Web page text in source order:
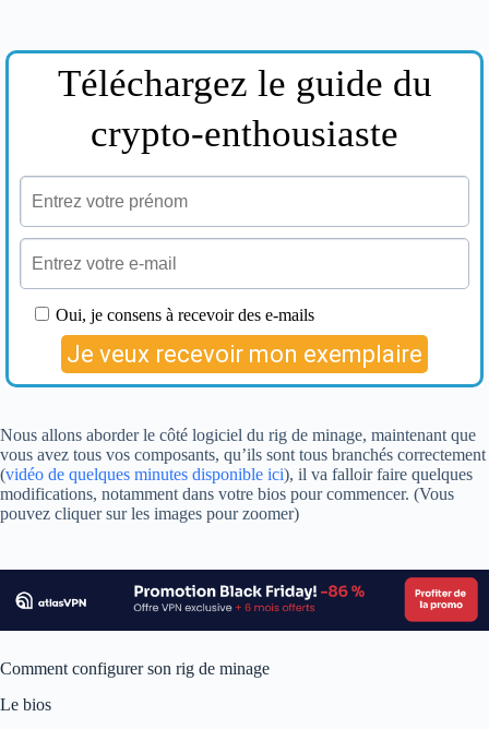
Nous allons aborder le côté logiciel du rig de minage, maintenant que
vous avez tous vos composants, qu’ils sont tous branchés correctement
(vidéo de quelques minutes disponible ici), il va falloir faire quelques
modifications, notamment dans votre bios pour commencer. (Vous
pouvez cliquer sur les images pour zoomer)
Comment configurer son rig de minage
Le bios